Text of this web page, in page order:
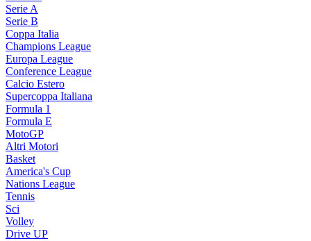
Serie A
Serie B
Coppa Italia
Champions League
Europa League
Conference League
Calcio Estero
Supercoppa Italiana
Formula 1
Formula E
MotoGP
Altri Motori
Basket
America's Cup
Nations League
Tennis
Sci
Volley
Drive UP